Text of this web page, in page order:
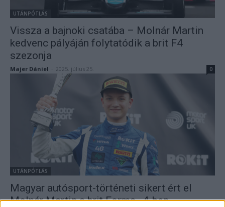
UTÁNPÓTLÁS
Vissza a bajnoki csatába – Molnár Martin
kedvenc pályáján folytatódik a brit F4
szezonja
Majer Dániel 2025. július 25. 0
UTÁNPÓTLÁS
Magyar autósport-történeti sikert ért el
Molnár Martin a brit Forma–4-ben